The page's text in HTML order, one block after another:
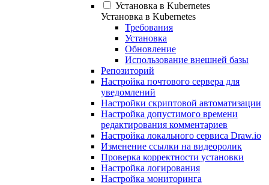
Установка в Kubernetes
Установка в Kubernetes
Требования
Установка
Обновление
Использование внешней базы
Репозиторий
Настройка почтового сервера для
уведомлений
Настройки скриптовой автоматизации
Настройка допустимого времени
редактирования комментариев
Настройка локального сервиса Draw.io
Изменение ссылки на видеоролик
Проверка корректности установки
Настройка логирования
Настройка мониторинга